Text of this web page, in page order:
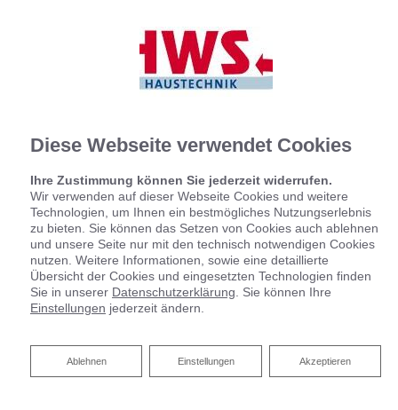
Diese Webseite verwendet Cookies
Ihre Zustimmung können Sie jederzeit widerrufen.
Wir verwenden auf dieser Webseite Cookies und weitere
Technologien, um Ihnen ein bestmögliches Nutzungserlebnis
zu bieten. Sie können das Setzen von Cookies auch ablehnen
und unsere Seite nur mit den technisch notwendigen Cookies
nutzen. Weitere Informationen, sowie eine detaillierte
Übersicht der Cookies und eingesetzten Technologien finden
Sie in unserer Datenschutzerklärung . Sie können Ihre
Einstellungen jederzeit ändern.
Akzeptieren
Einstellungen
Ablehnen
Ablehnen